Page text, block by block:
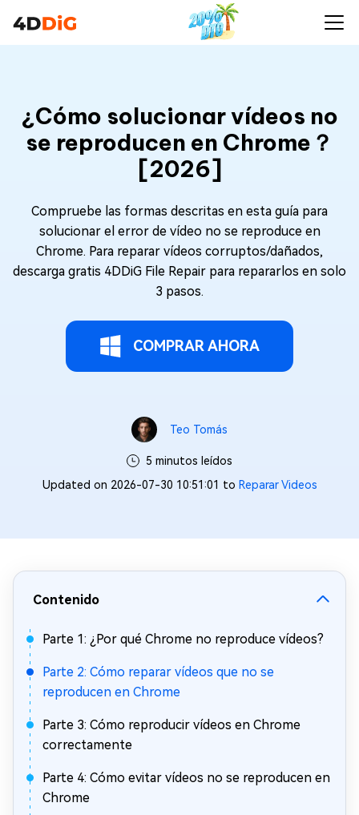
¿Cómo solucionar vídeos no
se reproducen en Chrome？
[2026]
Compruebe las formas descritas en esta guía para
solucionar el error de vídeo no se reproduce en
Chrome. Para reparar vídeos corruptos/dañados,
descarga gratis 4DDiG File Repair para repararlos en solo
3 pasos.
COMPRAR AHORA
Teo Tomás
5 minutos leídos
Updated on 2026-07-30 10:51:01 to Reparar Videos
Contenido
Parte 1: ¿Por qué Chrome no reproduce vídeos?
Parte 2: Cómo reparar vídeos que no se
reproducen en Chrome
Parte 3: Cómo reproducir vídeos en Chrome
correctamente
Parte 4: Cómo evitar vídeos no se reproducen en
Chrome